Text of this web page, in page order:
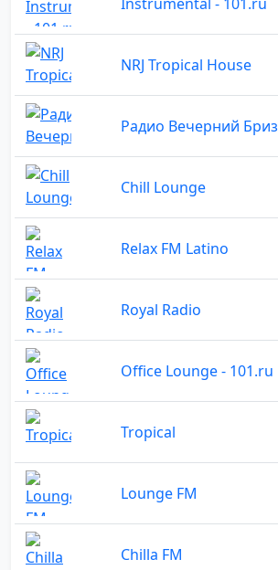
NRJ Tropical House
Радио Вечерний Бриз
Chill Lounge
Relax FM Latino
Royal Radio
Office Lounge - 101.ru
Tropical
Lounge FM
Chilla FM